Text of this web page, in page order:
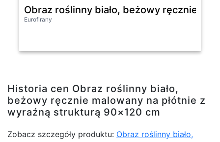
Obraz roślinny biało, beżowy ręcznie
Eurofirany
Historia cen Obraz roślinny biało,
beżowy ręcznie malowany na płótnie z
wyraźną strukturą 90×120 cm
Zobacz szczegóły produktu: Obraz roślinny biało,